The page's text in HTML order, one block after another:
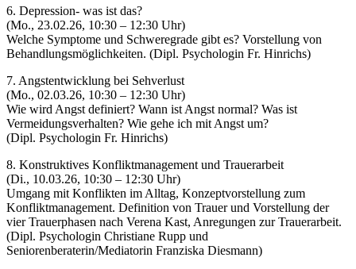
6. Depression- was ist das?
(Mo., 23.02.26, 10:30 – 12:30 Uhr)
Welche Symptome und Schweregrade gibt es? Vorstellung von
Behandlungsmöglichkeiten. (Dipl. Psychologin Fr. Hinrichs)
7. Angstentwicklung bei Sehverlust
(Mo., 02.03.26, 10:30 – 12:30 Uhr)
Wie wird Angst definiert? Wann ist Angst normal? Was ist
Vermeidungsverhalten? Wie gehe ich mit Angst um?
(Dipl. Psychologin Fr. Hinrichs)
8. Konstruktives Konfliktmanagement und Trauerarbeit
(Di., 10.03.26, 10:30 – 12:30 Uhr)
Umgang mit Konflikten im Alltag, Konzeptvorstellung zum
Konfliktmanagement. Definition von Trauer und Vorstellung der
vier Trauerphasen nach Verena Kast, Anregungen zur Trauerarbeit.
(Dipl. Psychologin Christiane Rupp und
Seniorenberaterin/Mediatorin Franziska Diesmann)